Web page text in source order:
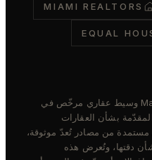
MIAMI REALTORS
EQUAL
Manhattan Miami Real Estate LLC وسيط عقاري مرخّص في
بشأن العقارات
مستمدة من مصادر تُعدّ موثوقة،
دقتها، وتُعرض هذه